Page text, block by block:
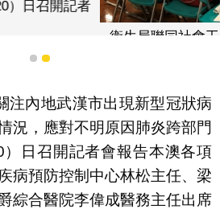
為長者、康復及托兒設施負責人、
解武漢新型冠狀病毒肺炎防控。
1 2
注內地武漢市出現新型冠狀病
況，應對不明原因肺炎跨部門
日召開記者會報告本澳各項
病預防控制中心林松主任、梁
綜合醫院李偉成醫務主任出席